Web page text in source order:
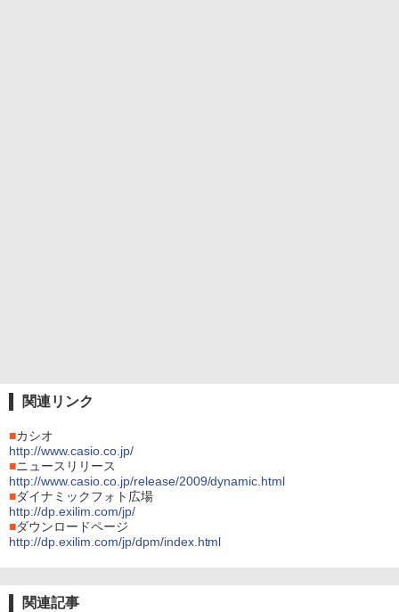
関連リンク
■カシオ
http://www.casio.co.jp/
■ニュースリリース
http://www.casio.co.jp/release/2009/dynamic.html
■ダイナミックフォト広場
http://dp.exilim.com/jp/
■ダウンロードページ
http://dp.exilim.com/jp/dpm/index.html
関連記事